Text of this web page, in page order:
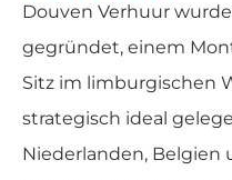
Douven Verhuur
gegründet, einem
Sitz im limburgischen
strategisch ideal
Niederlanden, Belgien